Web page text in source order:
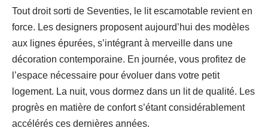
Tout droit sorti de Seventies, le lit escamotable revient en
force. Les designers proposent aujourd’hui des modèles
aux lignes épurées, s’intégrant à merveille dans une
décoration contemporaine. En journée, vous profitez de
l’espace nécessaire pour évoluer dans votre petit
logement. La nuit, vous dormez dans un lit de qualité. Les
progrès en matière de confort s’étant considérablement
accélérés ces dernières années.